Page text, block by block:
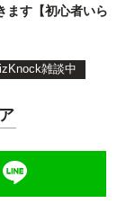
ます【初心者いら
雑談中